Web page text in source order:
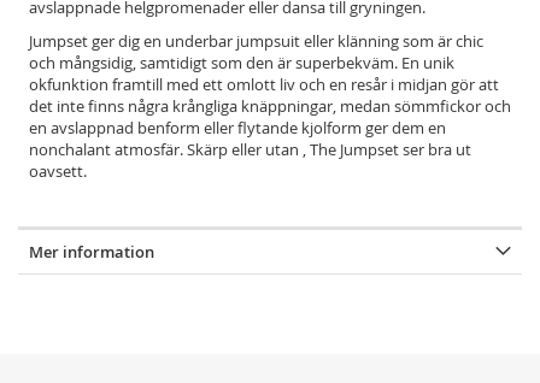
avslappnade helgpromenader eller dansa till gryningen.
Jumpset ger dig en underbar jumpsuit eller klänning som är chic
och mångsidig, samtidigt som den är superbekväm. En unik
okfunktion framtill med ett omlott liv och en resår i midjan gör att
det inte finns några krångliga knäppningar, medan sömmfickor och
en avslappnad benform eller flytande kjolform ger dem en
nonchalant atmosfär. Skärp eller utan , The Jumpset ser bra ut
oavsett.
Mer information